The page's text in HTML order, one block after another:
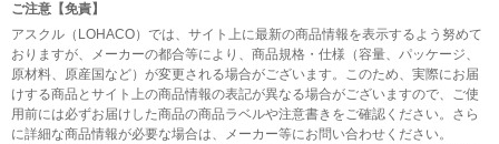
ご注意【免責】
アスクル（LOHACO）では、サイト上に最新の商品情報を表示するよう努めて
おりますが、メーカーの都合等により、商品規格・仕様（容量、パッケージ、
原材料、原産国など）が変更される場合がございます。このため、実際にお届
けする商品とサイト上の商品情報の表記が異なる場合がございますので、ご使
用前には必ずお届けした商品の商品ラベルや注意書きをご確認ください。さら
に詳細な商品情報が必要な場合は、メーカー等にお問い合わせください。